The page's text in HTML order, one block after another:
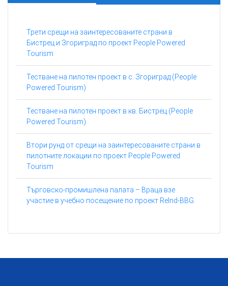
Трети срещи на заинтересованите страни в
Бистрец и Згориград по проект People Powered
Tourism
Тестване на пилотен проект в с. Згориград (People
Powered Tourism)
Тестване на пилотен проект в кв. Бистрец (People
Powered Tourism)
Втори рунд от срещи на заинтересованите страни в
пилотните локации по проект People Powered
Tourism
Търговско-промишлена палата – Враца взе
участие в учебно посещение по проект ReInd-BBG